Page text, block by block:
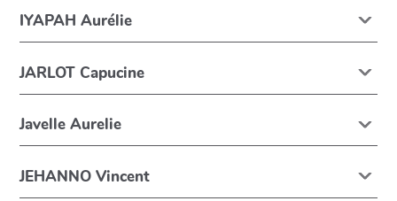
IYAPAH Aurélie
JARLOT Capucine
Javelle Aurelie
JEHANNO Vincent